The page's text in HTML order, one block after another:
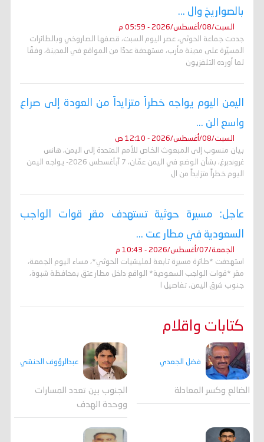
بالصواريخ وال ...
السبت/08/أغسطس/2026 - 05:59 م
جددت جماعة الحوثي، عصر اليوم السبت، قصفها الصاروخي وبالطائرات
المسيّرة على مدينة مأرب، مستهدفة عددًا من المواقع في المدينة، وفقًا
لما أورده التلفزيون
اليمن اليوم يواجه خطراً متزايداً من العودة إلى صراع
واسع الن ...
السبت/08/أغسطس/2026 - 12:10 ص
بيان منسوب إلى المبعوث الخاص للأمم المتحدة إلى اليمن، هانس
غروندبرغ، بشأن الوضع في اليمن عمّان، 7 آبأغسطس 2026- يواجه اليمن
اليوم خطراً متزايداً من ال
عاجل: مسيرة حوثية تستهدف مقر قوات الواجب
السعودية في مطار عت ...
الجمعة/07/أغسطس/2026 - 10:43 م
استهدفت *طائرة مسيرة تابعة لمليشيات الحوثي*، مساء اليوم الجمعة،
مقر *قوات الواجب السعودية* الواقع داخل مطار عتق بمحافظة شبوة،
جنوب شرق اليمن. تفاصيل ا
كتابات واقلام
فضل الجعدي
الضالع وكسر المعادلة
عبدالرؤوف الحنشي
الجنوب بين تعدد المسارات
ووحدة الهدف